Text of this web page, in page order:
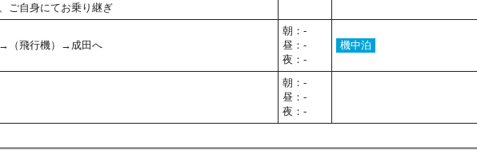
ご自身にてお乗り継ぎ
→（飛行機）→成田へ
朝：-
昼：-
夜：-
機中泊
朝：-
昼：-
夜：-